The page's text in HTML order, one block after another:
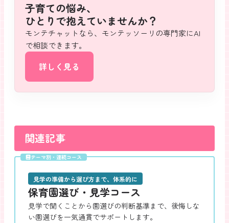
子育ての悩み、
ひとりで抱えていませんか？
モンテチャットなら、モンテッソーリの専門家にAI
で相談できます。
詳しく見る
関連記事
テーマ別・連続コース
見学の準備から選び方まで、体系的に
保育園選び・見学コース
見学で聞くことから園選びの判断基準まで、後悔しな
い園選びを一気通貫でサポートします。